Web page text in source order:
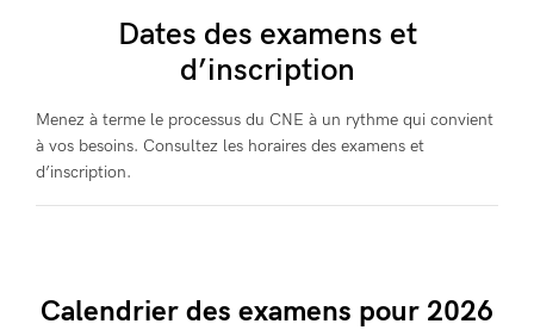
Dates des examens et
d’inscription
Menez à terme le processus du CNE à un rythme qui convient
à vos besoins. Consultez les horaires des examens et
d’inscription.
Calendrier des examens pour 2026